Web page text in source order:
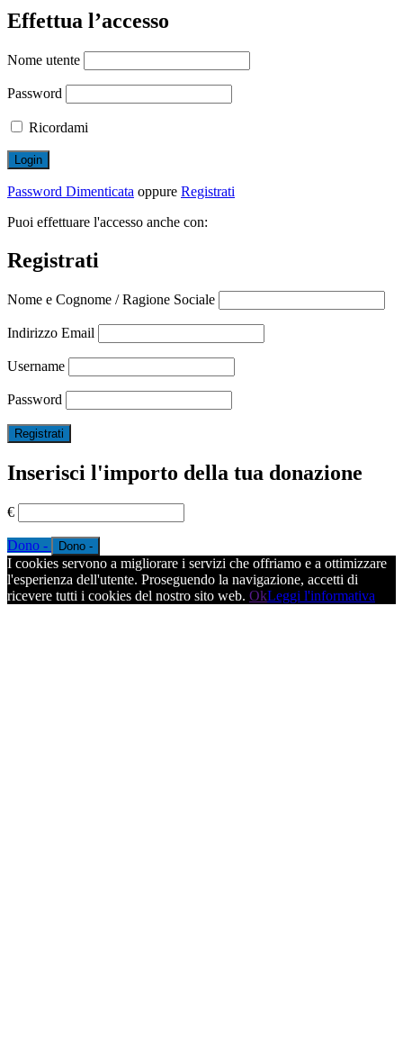
Effettua l’accesso
Nome utente
Password
Ricordami
Password Dimenticata oppure Registrati
Puoi effettuare l'accesso anche con:
Registrati
Nome e Cognome / Ragione Sociale
Indirizzo Email
Username
Password
Inserisci l'importo della tua donazione
€
Dono -
I cookies servono a migliorare i servizi che offriamo e a ottimizzare
l'esperienza dell'utente. Proseguendo la navigazione, accetti di
ricevere tutti i cookies del nostro sito web. OkLeggi l'informativa